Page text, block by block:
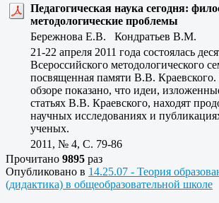
Педагогическая наука сегодня:
методологические проблемы
Бережнова Е.В. Кондратьев В.М.
21-22 апреля 2011 года состоялась
Всероссийского методологического
посвященная памяти В.В.
обзоре показано, что идеи,
статьях В.В. Краевского, находят
научных исследованиях и
ученых.
2011, № 4, C. 79-86
Прочитано 9895 раз
Опубликовано в 14.25.07 - Теория
(дидактика) в общеобразовательной школе